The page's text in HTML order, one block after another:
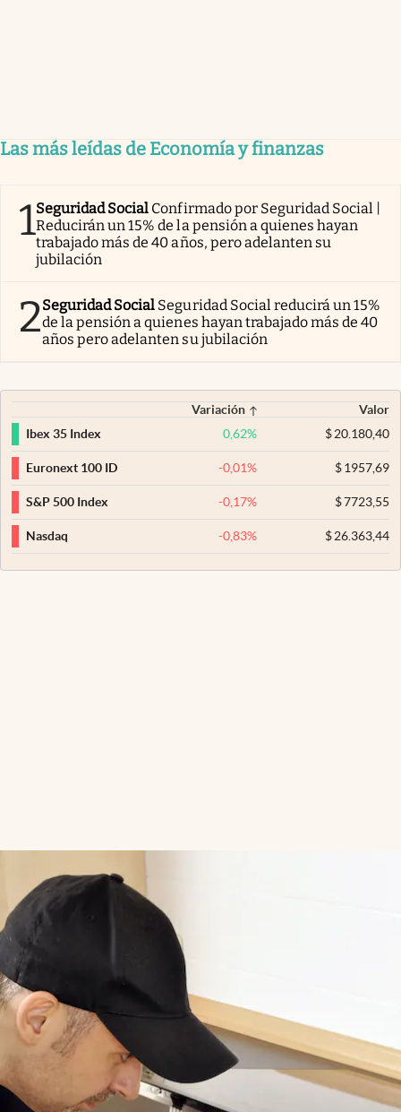
Las más leídas de Economía y finanzas
1Seguridad Social Confirmado por Seguridad Social |
Reducirán un 15% de la pensión a quienes hayan
trabajado más de 40 años, pero adelanten su
jubilación
2Seguridad Social Seguridad Social reducirá un 15%
de la pensión a quienes hayan trabajado más de 40
años pero adelanten su jubilación
Variación
Valor
Ibex 35 Index
0,62% $20.180,40
Euronext 100 ID -0,01% $1957,69
S&P 500 Index -0,17% $7723,55
Nasdaq -0,83% $26.363,44